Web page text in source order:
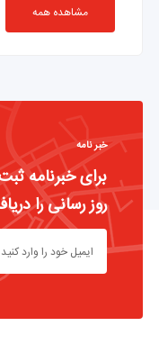
مشاهده همه
خبر نامه
برای خبرنامه
روز رسانی را